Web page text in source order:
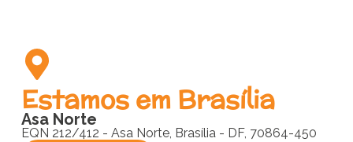
Estamos em Brasília
Asa Norte
EQN 212/412 - Asa Norte, Brasília - DF, 70864-450